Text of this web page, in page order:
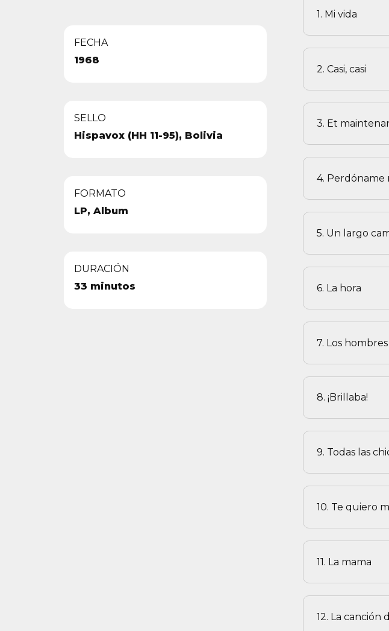
FECHA
1968
SELLO
Hispavox (HH 11-95), Bolivia
FORMATO
LP, Album
DURACIÓN
33 minutos
1. Mi vida
2. Casi, casi
3. Et
4. Perdóname
5. Un largo
6. La hora
7. Los
8. ¡Brillaba!
9. Todas las
10. Te quiero
11. La mama
12. La canción